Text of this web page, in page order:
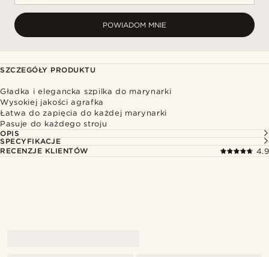
POWIADOM MNIE
SZCZEGÓŁY PRODUKTU
Gładka i elegancka szpilka do marynarki
Wysokiej jakości agrafka
Łatwa do zapięcia do każdej marynarki
Pasuje do każdego stroju
OPIS
SPECYFIKACJE
RECENZJE KLIENTÓW
4.9